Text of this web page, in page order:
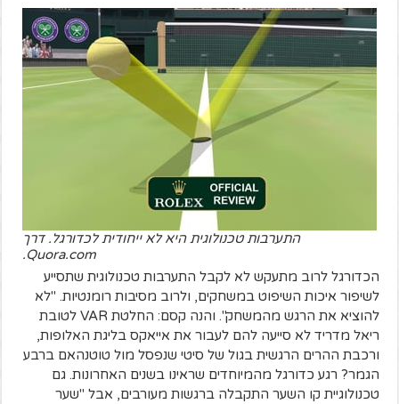
התערבות טכנולוגית היא לא ייחודית לכדורגל. דרך
Quora.com.
הכדורגל לרוב מתעקש לא לקבל התערבות טכנולוגית שתסייע
לשיפור איכות השיפוט במשחקים, ולרוב מסיבות רומנטיות. "לא
להוציא את הרגש מהמשחק". והנה קסם: החלטת VAR לטובת
ריאל מדריד לא סייעה להם לעבור את אייאקס בליגת האלופות,
ורכבת ההרים הרגשית בגול של סיטי שנפסל מול טוטנהאם ברבע
הגמר? רגע כדורגל מהמיוחדים שראינו בשנים האחרונות. גם
טכנולוגיית קו השער התקבלה ברגשות מעורבים, אבל "שער